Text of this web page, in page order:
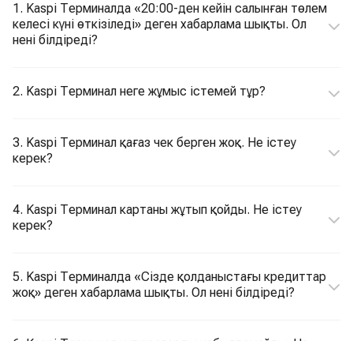
1. Kaspi Терминалда «20:00-ден кейін салынған төлем
келесі күні өткізіледі» деген хабарлама шықты. Ол
нені білдіреді?
2. Kaspi Терминал неге жұмыс істемей тұр?
3. Kaspi Терминал қағаз чек берген жоқ. Не істеу
керек?
4. Kaspi Терминал картаны жұтып қойды. Не істеу
керек?
5. Kaspi Терминалда «Сізде қолданыстағы кредиттар
жоқ» деген хабарлама шықты. Ол нені білдіреді?